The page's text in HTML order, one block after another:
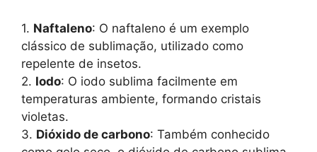
1. Naftaleno: O naftaleno é um exemplo
clássico de sublimação, utilizado como
repelente de insetos.
2. Iodo: O iodo sublima facilmente em
temperaturas ambiente, formando cristais
violetas.
3. Dióxido de carbono: Também conhecido